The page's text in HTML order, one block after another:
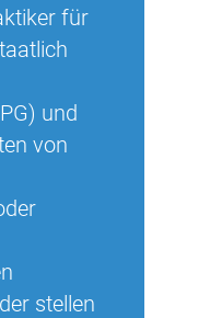
für
und
von
stellen